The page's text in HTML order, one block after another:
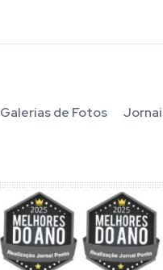
Galerias de Fotos